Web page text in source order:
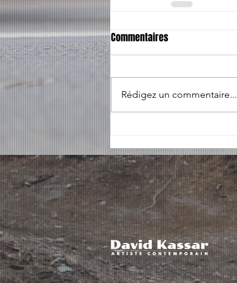
Commentaires
Rédigez un commentaire...